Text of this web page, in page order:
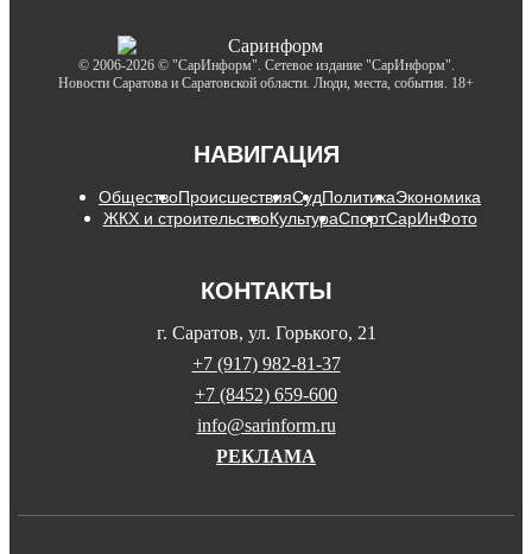
© 2006-2026 © "СарИнформ". Сетевое издание "СарИнформ".
Новости Саратова и Саратовской области. Люди, места, события. 18+
НАВИГАЦИЯ
ОбществоПроисшествияСудПолитикаЭкономика
ЖКХ и строительствоКультураСпортСарИнФото
КОНТАКТЫ
г. Саратов, ул. Горького, 21
+7 (917) 982-81-37
+7 (8452) 659-600
info@sarinform.ru
РЕКЛАМА